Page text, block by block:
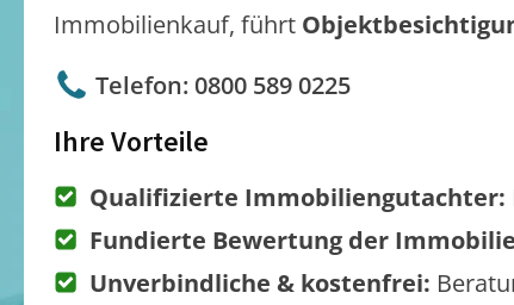
Immobilienkauf, führt
Telefon: 0800 589 0225
Ihre Vorteile
Qualifizierte Immobiliengutachter:
Fundierte Bewertung der
Unverbindliche & kostenfrei: